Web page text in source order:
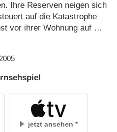
Ihre Reserven neigen sich
auf die Katastrophe
vor ihrer Wohnung auf …
jetzt ansehen